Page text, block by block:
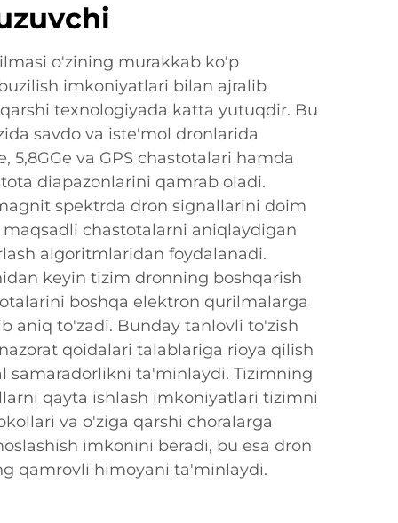
o'zining murakkab ko'p
imkoniyatlari bilan ajralib
texnologiyada katta yutuqdir. Bu
savdo va iste'mol dronlarida
5,8GGe va GPS chastotalari hamda
diapazonlarini qamrab oladi.
spektrda dron signallarini doim
chastotalarni aniqlaydigan
algoritmlaridan foydalanadi.
keyin tizim dronning boshqarish
boshqa elektron qurilmalarga
aniq to'zadi. Bunday tanlovli to'zish
qoidalari talablariga rioya qilish
samaradorlikni ta'minlaydi. Tizimning
qayta ishlash imkoniyatlari tizimni
va o'ziga qarshi choralarga
imkonini beradi, bu esa dron
qamrovli himoyani ta'minlaydi.